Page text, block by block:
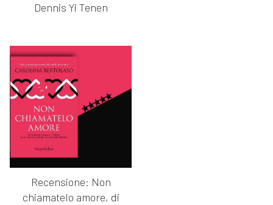
Dennis Yi Tenen
Recensione: Non
chiamatelo amore, di